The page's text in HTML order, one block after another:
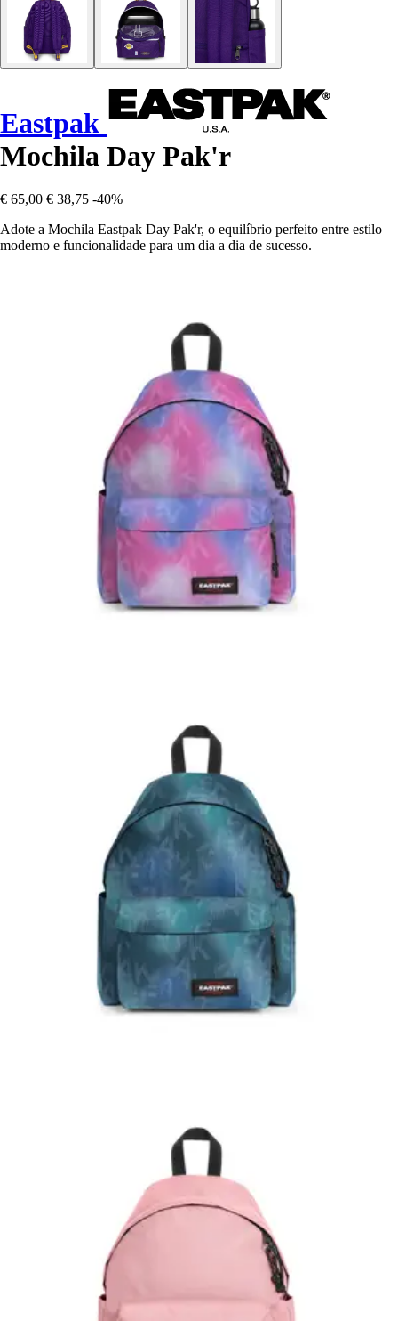
Eastpak
Mochila Day Pak'r
€ 65,00 € 38,75 -40%
Adote a Mochila Eastpak Day Pak'r, o equilíbrio perfeito entre estilo
moderno e funcionalidade para um dia a dia de sucesso.